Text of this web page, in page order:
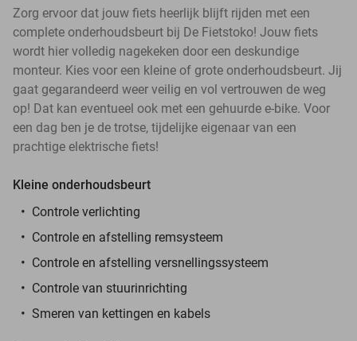
Zorg ervoor dat jouw fiets heerlijk blijft rijden met een
complete onderhoudsbeurt bij De Fietstoko! Jouw fiets
wordt hier volledig nagekeken door een deskundige
monteur. Kies voor een kleine of grote onderhoudsbeurt. Jij
gaat gegarandeerd weer veilig en vol vertrouwen de weg
op! Dat kan eventueel ook met een gehuurde e-bike. Voor
een dag ben je de trotse, tijdelijke eigenaar van een
prachtige elektrische fiets!
Kleine onderhoudsbeurt
Controle verlichting
Controle en afstelling remsysteem
Controle en afstelling versnellingssysteem
Controle van stuurinrichting
Smeren van kettingen en kabels